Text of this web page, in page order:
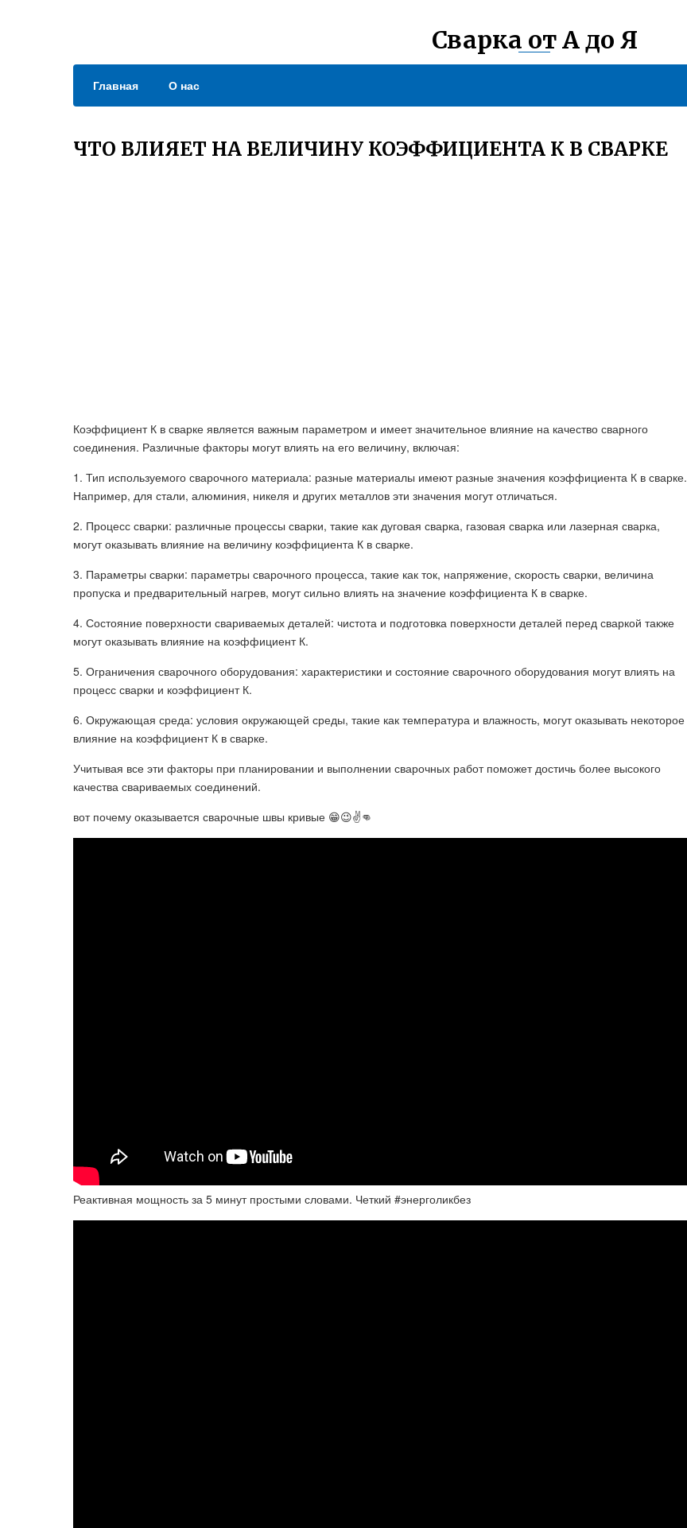
Сварка от А до Я
Главная О нас
ЧТО ВЛИЯЕТ НА ВЕЛИЧИНУ КОЭФФИЦИЕНТА К В СВАРКЕ
Коэффициент К в сварке является важным параметром и имеет значительное влияние на качество сварного
соединения. Различные факторы могут влиять на его величину, включая:
1. Тип используемого сварочного материала: разные материалы имеют разные значения коэффициента К в сварке.
Например, для стали, алюминия, никеля и других металлов эти значения могут отличаться.
2. Процесс сварки: различные процессы сварки, такие как дуговая сварка, газовая сварка или лазерная сварка,
могут оказывать влияние на величину коэффициента К в сварке.
3. Параметры сварки: параметры сварочного процесса, такие как ток, напряжение, скорость сварки, величина
пропуска и предварительный нагрев, могут сильно влиять на значение коэффициента К в сварке.
4. Состояние поверхности свариваемых деталей: чистота и подготовка поверхности деталей перед сваркой также
могут оказывать влияние на коэффициент К.
5. Ограничения сварочного оборудования: характеристики и состояние сварочного оборудования могут влиять на
процесс сварки и коэффициент К.
6. Окружающая среда: условия окружающей среды, такие как температура и влажность, могут оказывать некоторое
влияние на коэффициент К в сварке.
Учитывая все эти факторы при планировании и выполнении сварочных работ поможет достичь более высокого
качества свариваемых соединений.
вот почему оказывается сварочные швы кривые 😁😉✌️👊
Реактивная мощность за 5 минут простыми словами. Четкий #энерголикбез